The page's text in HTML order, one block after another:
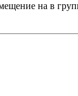
на в